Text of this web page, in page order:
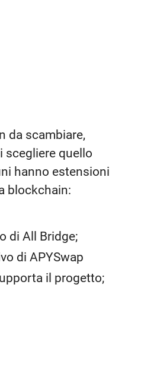
da scambiare,
scegliere quello
hanno estensioni
blockchain:
di All Bridge;
di APYSwap
il progetto;